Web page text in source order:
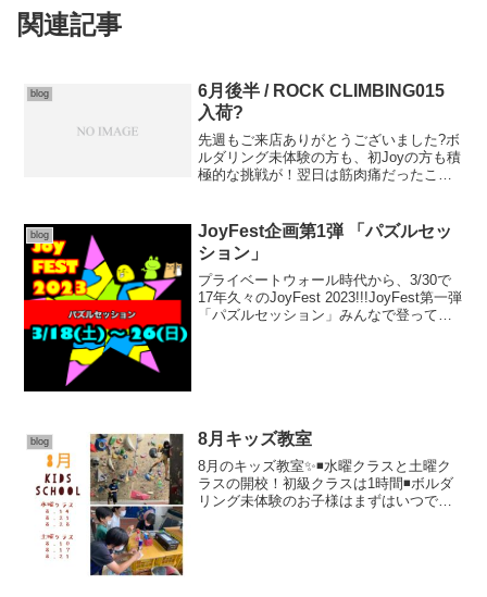
関連記事
blog
6月後半 / ROCK CLIMBING015
入荷?
先週もご来店ありがとうございました?ボ
ルダリング未体験の方も、初Joyの方も積
極的な挑戦が！翌日は筋肉痛だったこと
まったり楽しむことができると思いま
す！★★★★★さて...
blog
JoyFest企画第1弾 「パズルセッ
ション」
プライベートウォール時代から、3/30で
17年久々のJoyFest 2023!!!JoyFest第一弾
「パズルセッション」みんなで登ってパ
blog 8月キッズ教室
8月のキッズ教室✨◾️水曜クラスと土曜ク
ラスの開校！初級クラスは1時間◾️ボルダ
リング未体験のお子様はまずはいつでも